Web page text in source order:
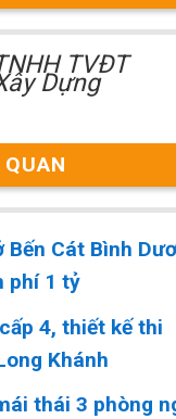
TVĐT
Dựng
Bến Cát Bình
phí 1 tỷ
4, thiết kế thi
Khánh
thái 3 phòng